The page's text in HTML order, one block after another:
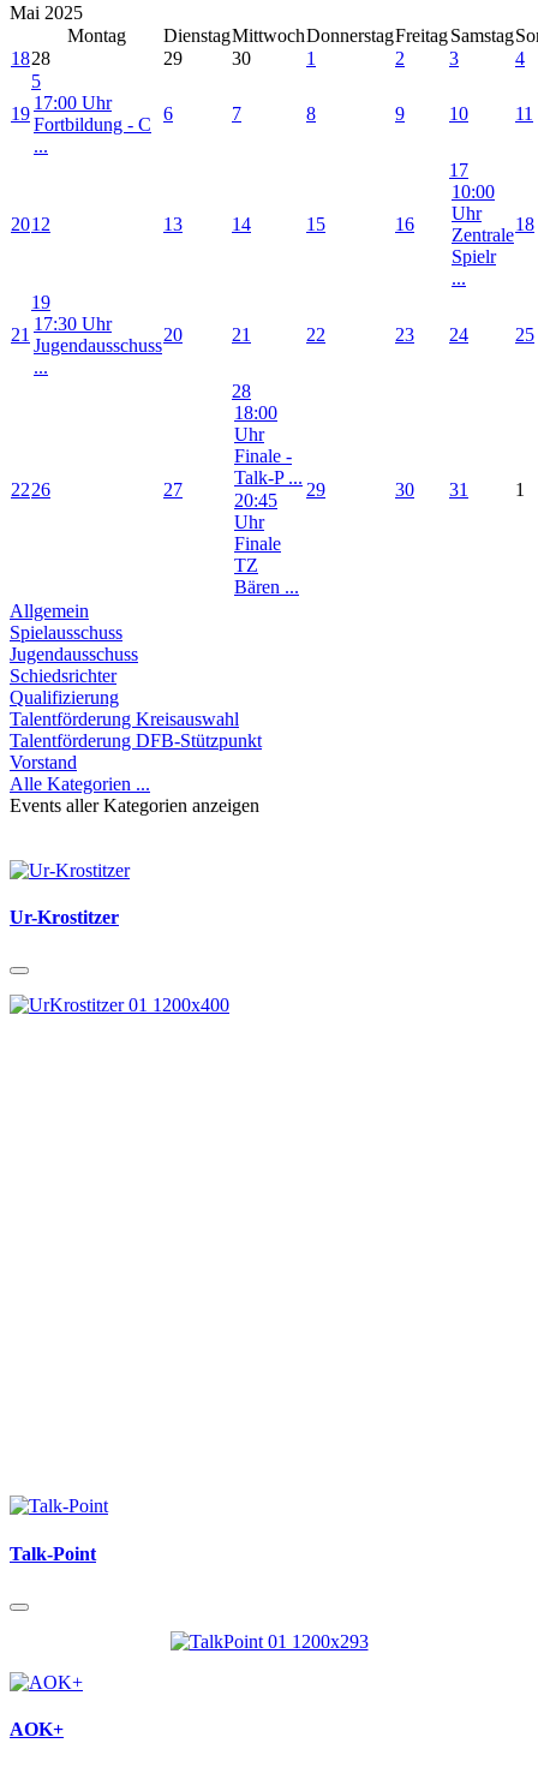
Mai 2025
Montag
DienstagMittwochDonnerstagFreitagSamstag
1828 29 30 1 2 3 4
19
5
17:00 Uhr
Fortbildung - C
...
6 7 8 9 10 11
2012 13 14 15 16
17
10:00
Uhr
Zentrale
Spielr
...
18
21
19
17:30 Uhr
Jugendausschuss
...
20 21 22 23 24 25
2226 27
28
18:00
Uhr
Finale -
Talk-P ...
20:45
Uhr
Finale
TZ
Bären ...
29 30 31 1
Allgemein
Spielausschuss
Jugendausschuss
Schiedsrichter
Qualifizierung
Talentförderung Kreisauswahl
Talentförderung DFB-Stützpunkt
Vorstand
Alle Kategorien ...
Events aller Kategorien anzeigen
Ur-Krostitzer
Talk-Point
AOK+